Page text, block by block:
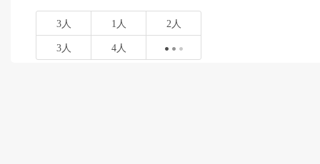
3人 1人 2人
3人 4人